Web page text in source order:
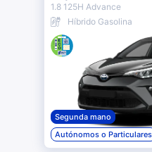
1.8 125H Advance
Híbrido Gasolina
Segunda mano
Autónomos o Particulares